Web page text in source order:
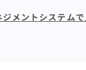
メントシステム